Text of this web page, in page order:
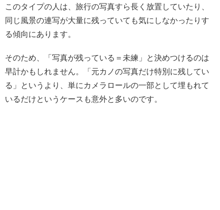
このタイプの人は、旅行の写真すら長く放置していたり、
同じ風景の連写が大量に残っていても気にしなかったりす
る傾向にあります。
そのため、「写真が残っている＝未練」と決めつけるのは
早計かもしれません。「元カノの写真だけ特別に残してい
る」というより、単にカメラロールの一部として埋もれて
いるだけというケースも意外と多いのです。